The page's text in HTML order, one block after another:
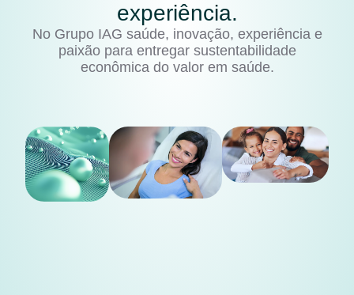
experiência.
No Grupo IAG saúde, inovação, experiência e
paixão para entregar sustentabilidade
econômica do valor em saúde.